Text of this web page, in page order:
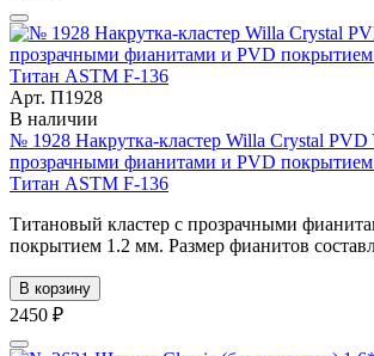
Арт. П1928
В наличии
№ 1928 Накрутка-кластер Willa Crystal PVD
прозрачными фианитами и PVD
Титан ASTM F-136
Титановый кластер с прозрачными
покрытием 1.2 мм. Размер фианитов
В корзину
2450 ₽